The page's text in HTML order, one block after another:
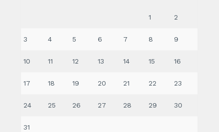
1 2
3 4 5 6 7 8 9
10 11 12 13 14 15 16
17 18 19 20 21 22 23
24 25 26 27 28 29 30
31